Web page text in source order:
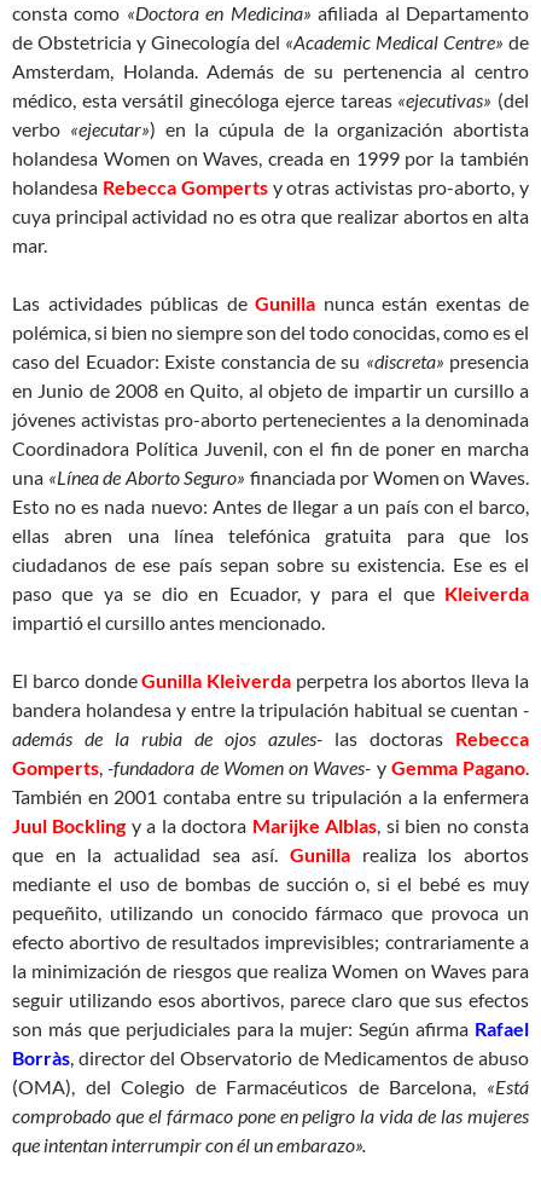
consta como «Doctora en Medicina» afiliada al Departamento
de Obstetricia y Ginecología del «Academic Medical Centre» de
Amsterdam, Holanda. Además de su pertenencia al centro
médico, esta versátil ginecóloga ejerce tareas «ejecutivas» (del
verbo «ejecutar») en la cúpula de la organización abortista
holandesa Women on Waves, creada en 1999 por la también
holandesa Rebecca Gompertsy otras activistas pro-aborto, y
cuya principal actividad no es otra que realizar abortos en alta
mar.
Las actividades públicas de Gunilla nunca están exentas de
polémica, si bien no siempre son del todo conocidas, como es el
caso del Ecuador: Existe constancia de su «discreta» presencia
en Junio de 2008 en Quito, al objeto de impartir un cursillo a
jóvenes activistas pro-aborto pertenecientes a la denominada
Coordinadora Política Juvenil, con el fin de poner en marcha
una «Línea de Aborto Seguro» financiada por Women on Waves.
Esto no es nada nuevo: Antes de llegar a un país con el barco,
ellas abren una línea telefónica gratuita para que los
ciudadanos de ese país sepan sobre su existencia. Ese es el
paso que ya se dio en Ecuador, y para el que Kleiverda
impartió el cursillo antes mencionado.
El barco dondeGunilla Kleiverda perpetra los abortos lleva la
bandera holandesa y entre la tripulación habitual se cuentan -
además de la rubia de ojos azules- las doctoras Rebecca
Gomperts,-fundadora de Women on Waves- y Gemma Pagano.
También en 2001 contaba entre su tripulación a la enfermera
Juul Bocklingy a la doctora Marijke Alblas, si bien no consta
que en la actualidad sea así. Gunilla realiza los abortos
mediante el uso de bombas de succión o, si el bebé es muy
pequeñito, utilizando un conocido fármaco que provoca un
efecto abortivo de resultados imprevisibles; contrariamente a
la minimización de riesgos que realiza Women on Waves para
seguir utilizando esos abortivos, parece claro que sus efectos
son más que perjudiciales para la mujer: Según afirma Rafael
Borràs, director del Observatorio de Medicamentos de abuso
(OMA), del Colegio de Farmacéuticos de Barcelona, «Está
comprobado que el fármaco pone en peligro la vida de las mujeres
que intentan interrumpir con él un embarazo».